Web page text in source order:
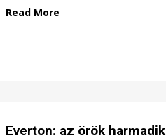
Read More
Everton: az örök harmadik